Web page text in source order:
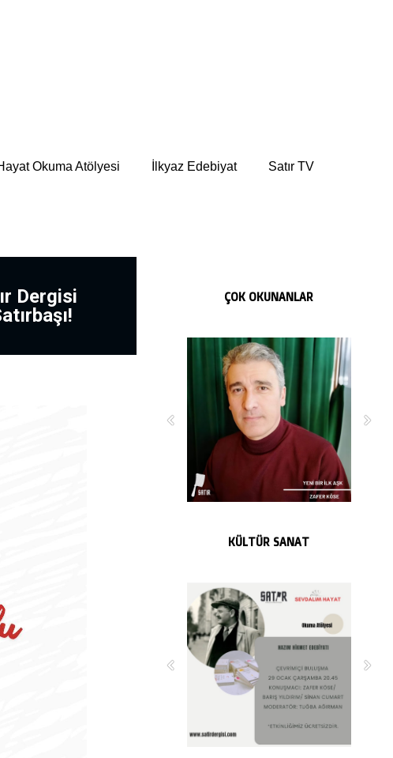
Okuma Atölyesi İlkyaz Edebiyat Satır TV
Dergisi
ÇOK OKUNANLAR
KÜLTÜR SANAT